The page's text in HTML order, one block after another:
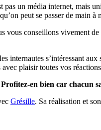
pas un média internet, mais
peut se passer de main à
vous conseillons vivement
internautes s’intéressant
plaisir toutes vos
Profitez-en bien car chacun
Grésille. Sa réalisation et